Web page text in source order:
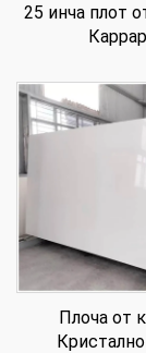
25 инча плот
Плоча от